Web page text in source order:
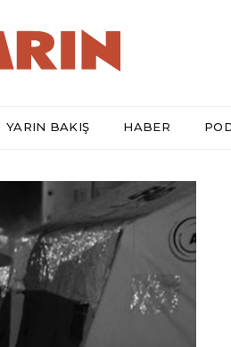
YARIN BAKIŞ HABER